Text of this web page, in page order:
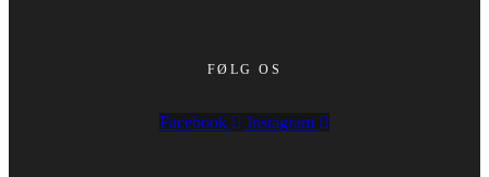
FØLG OS
Facebook Instagram